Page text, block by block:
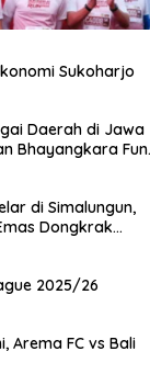
Sukoharjo
Daerah di Jawa
Bhayangkara Fun
di Simalungun,
Dongkrak
2025/26
Arema FC vs Bali